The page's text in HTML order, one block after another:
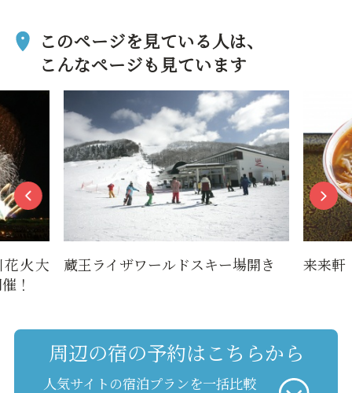
このページを見ている人は、
こんなページも見ています
火大
！
蔵王ライザワールドスキー場開き 来来軒
周辺の宿の予約はこちらから
人気サイトの宿泊プランを一括比較